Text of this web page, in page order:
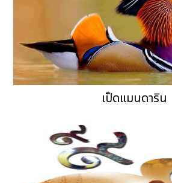
เป็ดแมนดาริน